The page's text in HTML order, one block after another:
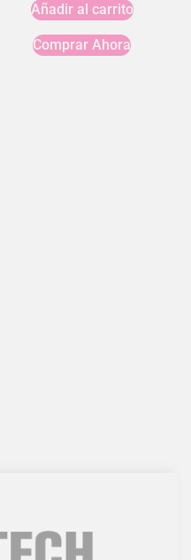
Añadir al carrito
Comprar Ahora